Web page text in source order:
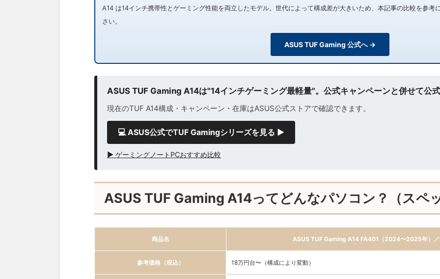
A14 は14インチ携帯性とゲーミング性能を両立したモデル。世代によって構成差が大きいため、本記事の比較を参考
さい。
ASUS TUF Gaming 公式へ →
ASUS TUF Gaming A14は"14インチゲーミング最軽量"。公式キャンペーンと併せて公式
現在のTUF A14構成・キャンペーン・在庫はASUS公式ストアで確認できます。
💻 ASUS公式でTUF Gamingシリーズを見る ▶
▶ ゲーミングノートPCおすすめ比較
ASUS TUF Gaming A14ってどんなパソコン？（スペッ
商品名 ASUS TUF Gaming A14 FA401（2024〜2025年）／
参考価格（税込） 18万円台〜（構成により変動）